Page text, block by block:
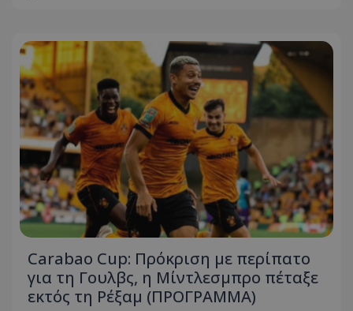
Carabao Cup: Πρόκριση με περίπατο
για τη Γουλβς, η Μίντλεσμπρο πέταξε
εκτός τη Ρέξαμ (ΠΡΟΓΡΑΜΜΑ)